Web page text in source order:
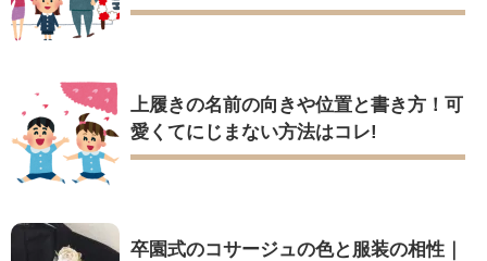
上履きの名前の向きや位置と書き方！可
愛くてにじまない方法はコレ!
卒園式のコサージュの色と服装の相性｜